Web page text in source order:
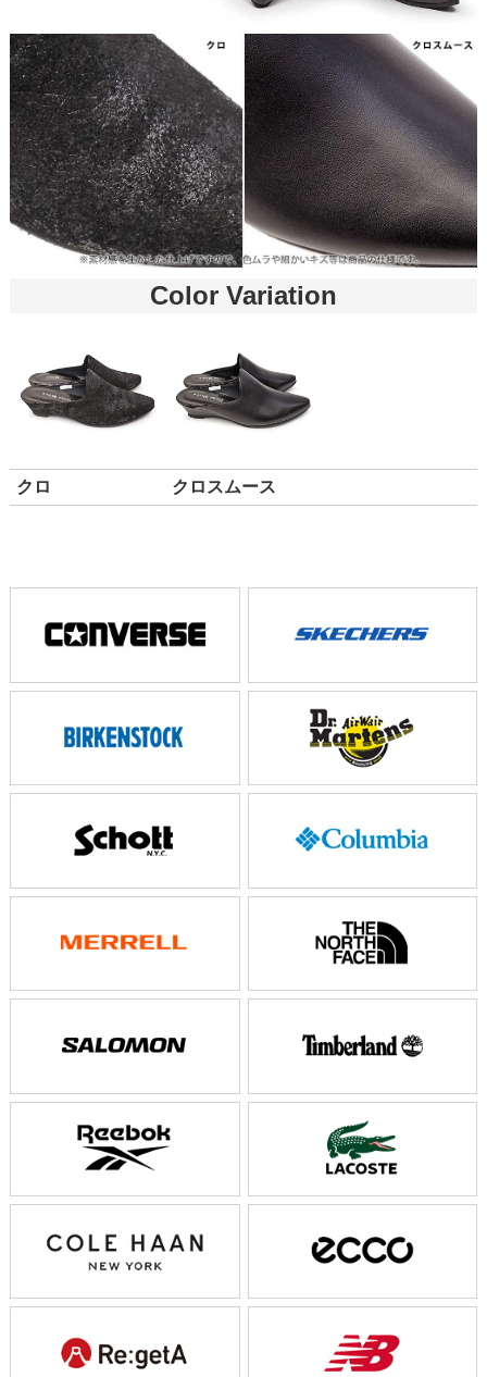
Color Variation
クロ クロスムース